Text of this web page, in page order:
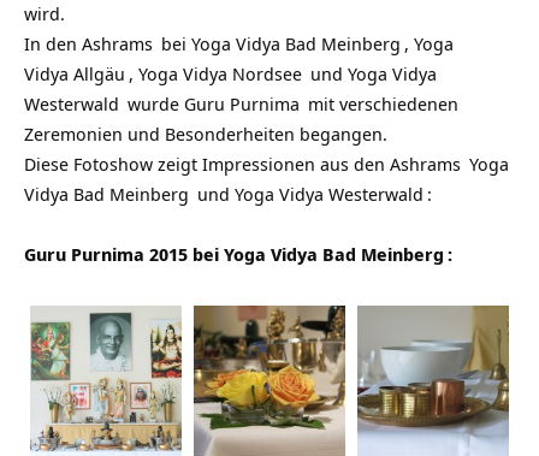
wird.
In den Ashrams bei Yoga Vidya Bad Meinberg , Yoga
Vidya Allgäu , Yoga Vidya Nordsee und Yoga Vidya
Westerwald wurde Guru Purnima mit verschiedenen
Zeremonien und Besonderheiten begangen.
Diese Fotoshow zeigt Impressionen aus den Ashrams Yoga
Vidya Bad Meinberg und Yoga Vidya Westerwald :
Guru Purnima 2015 bei Yoga Vidya Bad Meinberg :